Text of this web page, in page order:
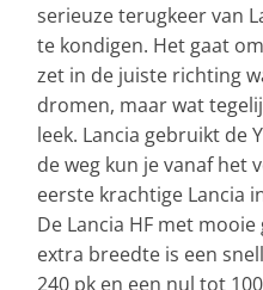
serieuze terugkeer van
te kondigen. Het gaat
zet in de juiste richting
dromen, maar wat
leek. Lancia gebruikt de
de weg kun je vanaf het
eerste krachtige Lancia
De Lancia HF met
extra breedte is een
240 pk en een nul tot